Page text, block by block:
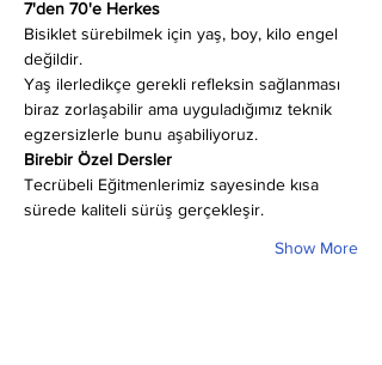
7'den 70'e Herkes
Bisiklet sürebilmek için yaş, boy, kilo engel
değildir.
Yaş ilerledikçe gerekli refleksin sağlanması
biraz zorlaşabilir ama uyguladığımız teknik
egzersizlerle bunu aşabiliyoruz.
Birebir Özel Dersler
Tecrübeli Eğitmenlerimiz sayesinde kısa
sürede kaliteli sürüş gerçekleşir.
Show More